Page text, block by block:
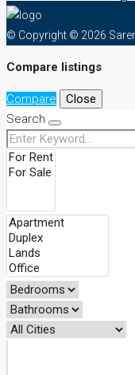
© Copyright © 2026
Compare listings
Compare
Close
Search